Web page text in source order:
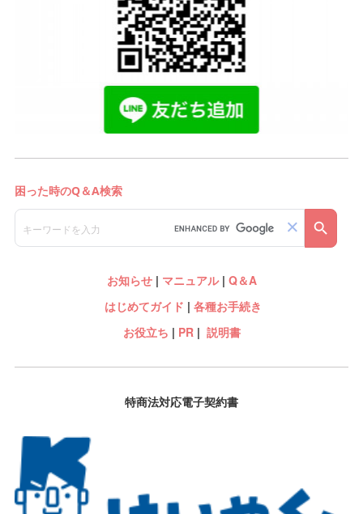
お知らせ| マニュアル| Q＆A
はじめてガイド | 各種お手続き
お役立ち | PR| 説明書
特商法対応電子契約書